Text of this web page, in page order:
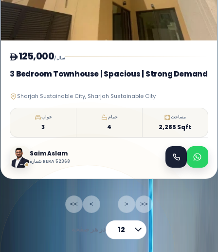
125,000 /سال
3 Bedroom Townhouse | Spacious | Strong Demand
Sharjah Sustainable City, Sharjah Sustainable City
خواب
3
حمام
4
مساحت
2,285 Sqft
Saim Aslam
شماره RERA 52368
<< < > >>
در هر صفحه 12